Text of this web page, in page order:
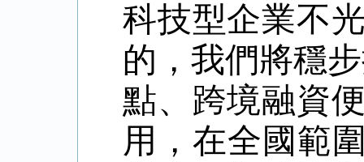
科技型企業不
的，我們將穩
點、跨境融資
用，在全國範